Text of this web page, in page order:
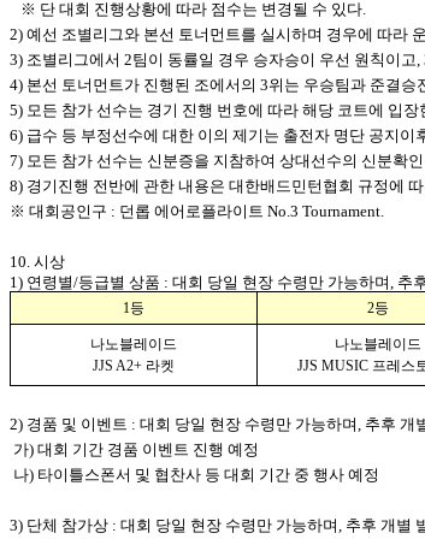
※ 단 대회 진행상황에 따라 점수는 변경될 수 있다.
2) 예선 조별리그와 본선 토너먼트를 실시하며 경우에 따라
3) 조별리그에서 2팀이 동률일 경우 승자승이 우선 원칙이
4) 본선 토너먼트가 진행된 조에서의 3위는 우승팀과 준결승
5) 모든 참가 선수는 경기 진행 번호에 따라 해당 코트에 입장
6) 급수 등 부정선수에 대한 이의 제기는 출전자 명단 공지
7) 모든 참가 선수는 신분증을 지참하여 상대선수의 신분확
8) 경기진행 전반에 관한 내용은 대한배드민턴협회 규정에
※ 대회공인구 : 던롭 에어로플라이트 No.3 Tournament.
10. 시상
1) 연령별/등급별 상품 : 대회 당일 현장 수령만 가능하며, 추
1등 2등
나노블레이드
JJS A2+ 라켓
나노블레이드
JJS MUSIC 프레스
2) 경품 및 이벤트 : 대회 당일 현장 수령만 가능하며, 추후 개
가) 대회 기간 경품 이벤트 진행 예정
나) 타이틀스폰서 및 협찬사 등 대회 기간 중 행사 예정
3) 단체 참가상 : 대회 당일 현장 수령만 가능하며, 추후 개별